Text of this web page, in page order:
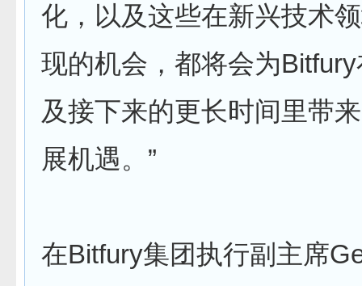
化，以及这些在新兴技术
现的机会，都将会为
及接下来的更长时间里带
展机遇。”
在Bitfury集团执行副主席